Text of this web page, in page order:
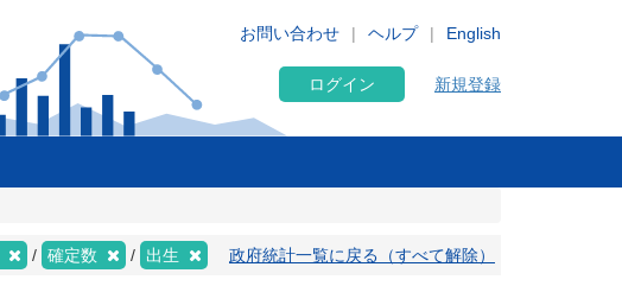
English
お問い合わせ ヘルプ
ログイン 新規登録
確定数 出生 政府統計一覧に戻る（すべて解除）